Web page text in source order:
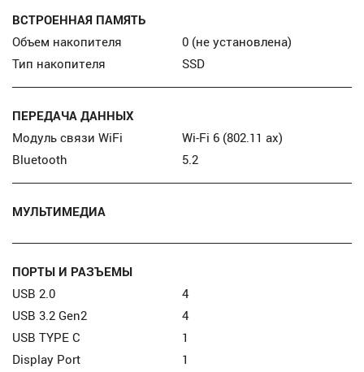
ВСТРОЕННАЯ ПАМЯТЬ
Объем накопителя
0 (не установлена)
Тип накопителя
SSD
ПЕРЕДАЧА ДАННЫХ
Модуль связи WiFi
Wi-Fi 6 (802.11 ax)
Bluetooth
5.2
МУЛЬТИМЕДИА
ПОРТЫ И РАЗЪЕМЫ
USB 2.0
4
USB 3.2 Gen2
4
USB TYPE C
1
Display Port
1